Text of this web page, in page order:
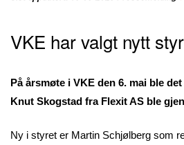
VKE har valgt nytt
På årsmøte i VKE den 6. mai ble
Knut Skogstad fra Flexit AS ble
Ny i styret er Martin Schjølberg som